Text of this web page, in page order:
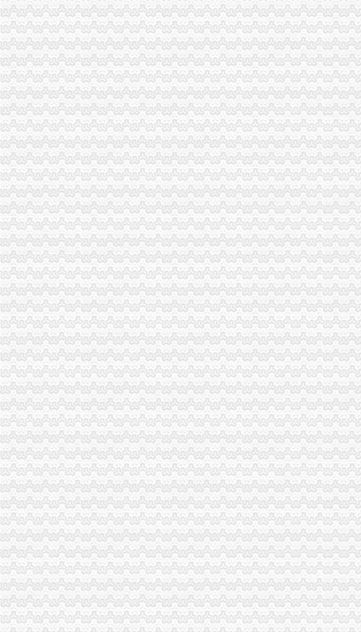
杭州解百关于向杭州全程国际健康管理中心有限公司增资暨关联交
中小企业融资的萧山经验-普通经济学-百科全书-价值中国网
国开行增资“擦边球”-《财经网》
南岸周边公司增资
中交中央公园_重庆中交中央公园详-重庆搜狐焦点网
万科联手金地增资璞悦山项目金地持股比例33%-南京365淘房
()拟收购青岛红星物流实业有限责任公司部分股权并拟增资
重庆宗申动力机械股份有限公司对外投资暨关联交易公告_生意宝
(12/13)晚间沪深上市公司重大事项公告新快递_东方财富网
海棠溪公司增资
1009证券信息（转载）_股市论谈_论坛_天涯社区
【重庆海棠溪IT服务管理招聘网_IT服务管理招聘信息】-重庆智联招聘
（上接B006版）_证券时报网
海棠溪鲜花店
重庆南岸海棠溪院长招聘_宠才网
弹子石公司增资
重庆柯言置业代理有限责任公司二手房子石店附近宾馆_重庆柯言置
重庆燃气（）_公司公告_重庆燃气集团股份有限公司年报摘要
重庆燃气：关于控股股东签订战略合作协议的公告_重庆燃气（
携手ENGIE集团重庆燃气开发分布式能源项目-中国金融信息网
重庆心连心州通信有限公司子石店
茶园新区公司增资
重庆市茶园新区建设开发（集团）有限公司-阿土伯企业名录
重庆到家了网络科技有限公司南岸区茶园新区分公司_【电话地址_招聘
重庆南岸区茶园新区韵达快递公司电话、地址、速递派送范围网点分布
从危旧房改造看“重庆模式”
【重庆南岸茶园新区清洁公司渝诚绿环保客户至上】价格_厂家_图
经开区公司增资
湖南老益酒业有限公司**益长春经开区-数据-益乐居网
2017井冈山经开区发展建设回眸———十大亮点刷出幸福感_中国吉安网
[公告]15望经开：望城经开区建设开发公司跟踪评级报告-[中财网]
经开区吹响大西安机器人产业发展号角|机器人|制造业|产业基地_新浪娱
龙南经开区2014年政领导班子工作总结
长生桥公司增资
长生桥豪华装修租房,黄冈长生桥豪华装修出租整租,黄冈长生桥豪华
南岸区长生桥所开展“事故、保安全”百日攻坚专项检查行动
长生桥村的同名村